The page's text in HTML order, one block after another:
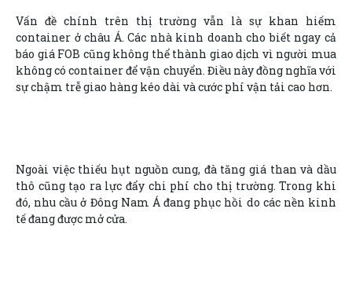
Vấn đề chính trên thị trường vẫn là sự khan hiếm
container ở châu Á. Các nhà kinh doanh cho biết ngay cả
báo giá FOB cũng không thể thành giao dịch vì người mua
không có container để vận chuyển. Điều này đồng nghĩa với
sự chậm trễ giao hàng kéo dài và cước phí vận tải cao hơn.
Ngoài việc thiếu hụt nguồn cung, đà tăng giá than và dầu
thô cũng tạo ra lực đẩy chi phí cho thị trường. Trong khi
đó, nhu cầu ở Đông Nam Á đang phục hồi do các nền kinh
tế đang được mở cửa.